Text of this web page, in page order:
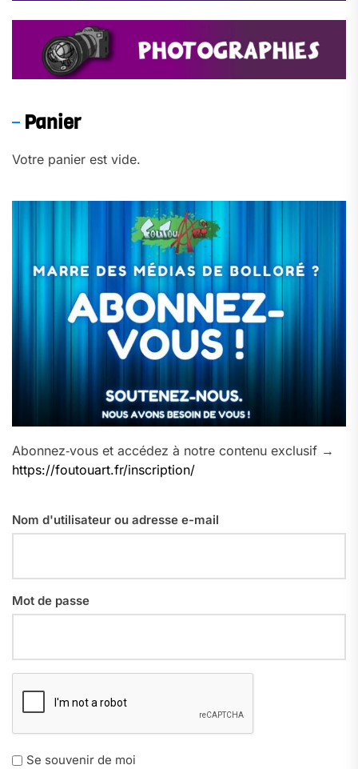
Panier
Votre panier est vide.
Abonnez‑vous et accédez à notre contenu exclusif →
https://foutouart.fr/inscription/
Nom d'utilisateur ou adresse e-mail
Mot de passe
Se souvenir de moi